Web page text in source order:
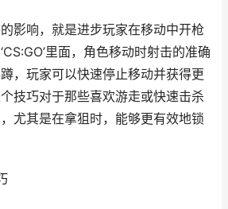
影响，就是进步玩家在移动中开枪
里面，角色移动时射击的准确
，玩家可以快速停止移动并获得更
技巧对于那些喜欢游走或快速击杀
尤其是在拿狙时，能够更有效地锁